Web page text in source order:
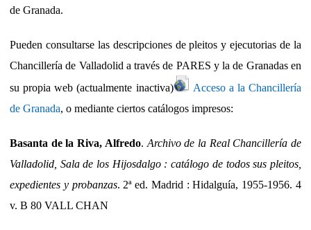
de Granada.
Pueden consultarse las descripciones de pleitos y ejecutorias de la
Chancillería de Valladolid a través de PARES y la de Granadas en
su propia web (actualmente inactiva)
Acceso a la Chancillería
de Granada, o mediante ciertos catálogos impresos:
Basanta de la Riva, Alfredo. Archivo de la Real Chancillería de
Valladolid, Sala de los Hijosdalgo : catálogo de todos sus pleitos,
expedientes y probanzas. 2ª ed. Madrid : Hidalguía, 1955-1956. 4
v. B 80 VALL CHAN